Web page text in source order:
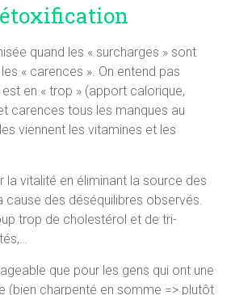
quand les « surcharges » sont
« carences ». On entend pas
en « trop » (apport calorique,
carences tous les manques au
viennent les vitamines et les
la vitalité en éliminant la source des
cause des déséquilibres observés.
trop de cholestérol et de tri-
que pour les gens qui ont une
(bien charpenté en somme => plutôt